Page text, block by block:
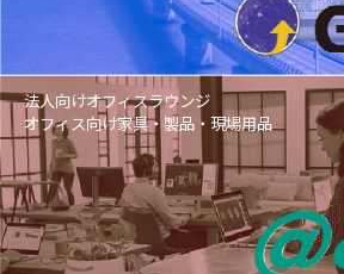
法人向けオフィスラウンジ
オフィス向け家具・製品・現場用品